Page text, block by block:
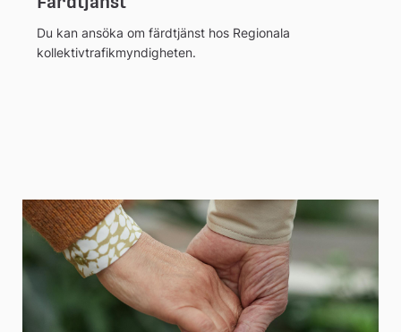
Du kan ansöka om färdtjänst hos Regionala
kollektivtrafikmyndigheten.